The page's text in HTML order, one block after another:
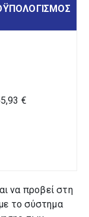
€
να προβεί στη
το σύστημα